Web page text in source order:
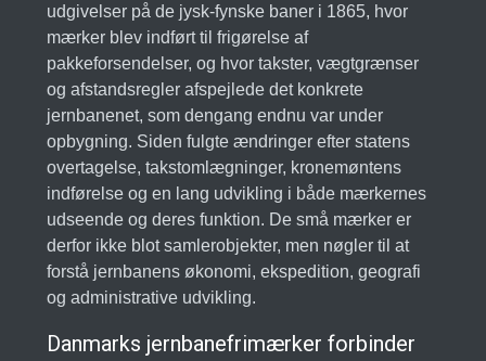
udgivelser på de jysk-fynske baner i 1865, hvor
mærker blev indført til frigørelse af
pakkeforsendelser, og hvor takster, vægtgrænser
og afstandsregler afspejlede det konkrete
jernbanenet, som dengang endnu var under
opbygning. Siden fulgte ændringer efter statens
overtagelse, takstomlægninger, kronemøntens
indførelse og en lang udvikling i både mærkernes
udseende og deres funktion. De små mærker er
derfor ikke blot samlerobjekter, men nøgler til at
forstå jernbanens økonomi, ekspedition, geografi
og administrative udvikling.
Danmarks jernbanefrimærker forbinder